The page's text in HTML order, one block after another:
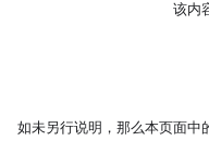
该内
如未另行说明，那么本页面中